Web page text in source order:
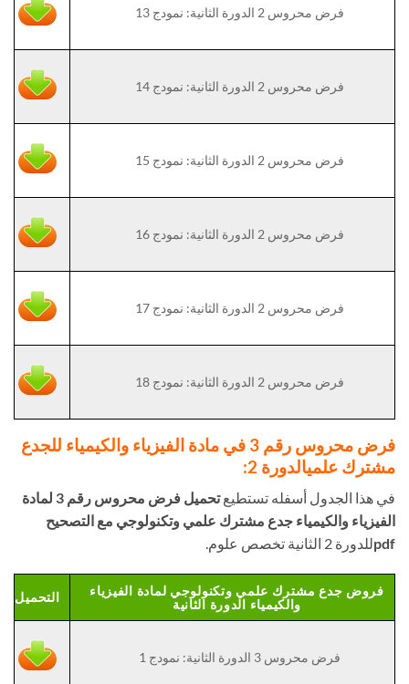
فرض محروس 2 الدورة الثانية: نمودج 13
فرض محروس 2 الدورة الثانية: نمودج 14
فرض محروس 2 الدورة الثانية: نمودج 15
فرض محروس 2 الدورة الثانية: نمودج 16
فرض محروس 2 الدورة الثانية: نمودج 17
فرض محروس 2 الدورة الثانية: نمودج 18
فرض محروس رقم 3 في مادة الفيزياء والكيمياء للجدع
مشترك علميالدورة 2:
في هذا الجدول أسفله تستطيع
تحميل فرض محروس رقم 3 لمادة
الفيزياء والكيمياء جدع مشترك علمي وتكنولوجي مع التصحيح
pdfللدورة 2 الثانية تخصص علوم.
فروض جدع مشترك علمي وتكنولوجي لمادة الفيزياء
والكيمياء الدورة الثانية
التحميل
فرض محروس 3 الدورة الثانية: نمودج 1